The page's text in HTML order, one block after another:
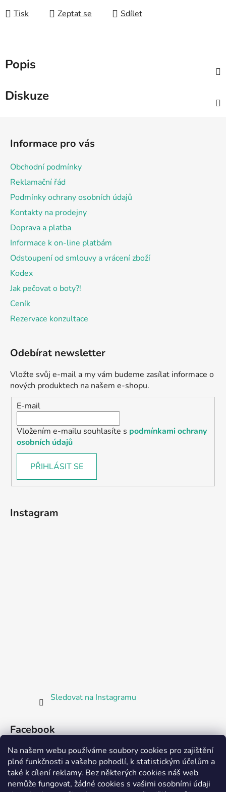
Na našem webu používáme soubory cookies pro zajištění
plné funkčnosti a vašeho pohodlí, k statistickým účelům a
také k cílení reklamy. Bez některých cookies náš web
nemůže fungovat, žádné cookies s vašimi osobními údaji
Tisk Zeptat se Sdílet
Popis
Diskuze
Informace pro vás
Obchodní podmínky
Reklamační řád
Podmínky ochrany osobních údajů
Kontakty na prodejny
Doprava a platba
Informace k on-line platbám
Odstoupení od smlouvy a vrácení zboží
Kodex
Jak pečovat o boty?!
Ceník
Rezervace konzultace
Odebírat newsletter
Vložte svůj e-mail a my vám budeme zasílat informace o
nových produktech na našem e-shopu.
E-mail
Vložením e-mailu souhlasíte s podmínkami ochrany
osobních údajů
PŘIHLÁSIT SE
Instagram
Sledovat na Instagramu
Facebook